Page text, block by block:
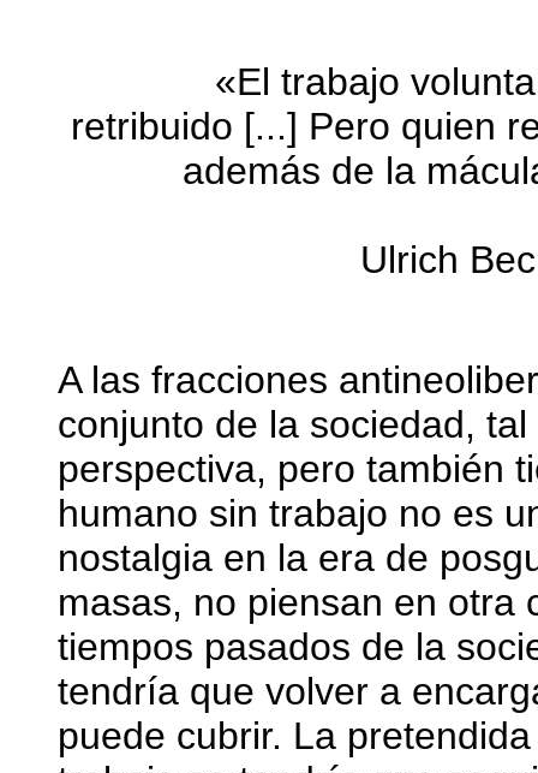
«El trabajo
retribuido [...] Pero quien
además de la
Ulrich
A las fracciones
conjunto de la sociedad,
perspectiva, pero también
humano sin trabajo no es
nostalgia en la era de
masas, no piensan en otra
tiempos pasados de la
tendría que volver a
puede cubrir. La